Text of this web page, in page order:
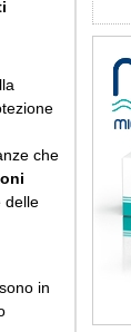
che
delle
in